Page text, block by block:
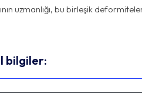
uzmanlığı, bu birleşik
bilgiler: